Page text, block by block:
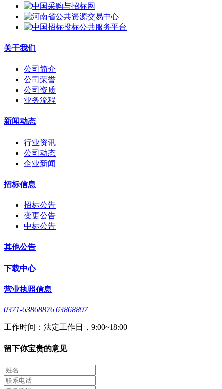
关于我们
公司简介
公司荣誉
公司资质
业务流程
新闻动态
行业资讯
公司动态
企业新闻
招标信息
招标公告
变更公告
中标公告
其他公告
下载中心
营业执照信息
0371-63868876 63868897
工作时间：法定工作日，9:00~18:00
留下你宝贵的意见